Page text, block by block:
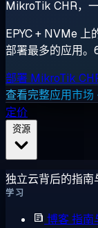
MikroTik CHR，
EPYC + NVMe
部署最多的应用。
部署 MikroTik
查看完整应用市
定价
独立云背后的指南
学习
博客指南